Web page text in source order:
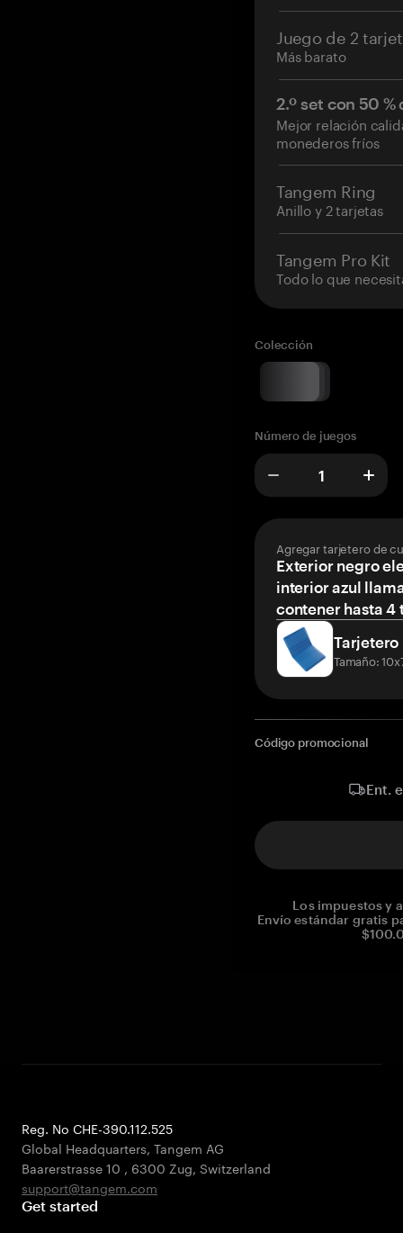
Juego de 2
Más barato
2.º set con 50
Mejor relación
monederos fríos
Tangem Ring
Anillo y 2 tarjetas
Tangem Pro Kit
Todo lo que
Colección
Número de juegos
Agregar tarjetero de
Exterior negro
interior azul
contener hasta 4
Tarjetero
Tamaño:
Código promocional
Ent.
Los impuestos y
Envío estándar gratis
Reg. No CHE-390.112.525
Global Headquarters, Tangem AG
Baarerstrasse 10 , 6300 Zug, Switzerland
support@tangem.com
Get started